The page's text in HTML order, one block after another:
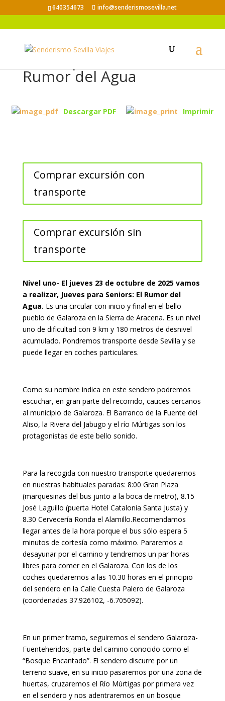
640354673 info@senderismosevilla.net
Jueves para Seniors: El
Rumor del Agua
Descargar PDF Imprimir
Comprar excursión con
transporte
Comprar excursión sin
transporte
Nivel uno- El jueves 23 de octubre de 2025 vamos
a realizar, Jueves para Seniors: El Rumor del
Agua. Es una circular con inicio y final en el bello
pueblo de Galaroza en la Sierra de Aracena. Es un nivel
uno de dificultad con 9 km y 180 metros de desnivel
acumulado. Pondremos transporte desde Sevilla y se
puede llegar en coches particulares.
Como su nombre indica en este sendero podremos
escuchar, en gran parte del recorrido, cauces cercanos
al municipio de Galaroza. El Barranco de la Fuente del
Aliso, la Rivera del Jabugo y el río Múrtigas son los
protagonistas de este bello sonido.
Para la recogida con nuestro transporte quedaremos
en nuestras habituales paradas: 8:00 Gran Plaza
(marquesinas del bus junto a la boca de metro), 8.15
José Laguillo (puerta Hotel Catalonia Santa Justa) y
8.30 Cervecería Ronda el Alamillo.Recomendamos
llegar antes de la hora porque el bus sólo espera 5
minutos de cortesía como máximo. Pararemos a
desayunar por el camino y tendremos un par horas
libres para comer en el Galaroza. Con los de los
coches quedaremos a las 10.30 horas en el principio
del sendero en la Calle Cuesta Palero de Galaroza
(coordenadas 37.926102, -6.705092).
En un primer tramo, seguiremos el sendero Galaroza-
Fuenteheridos, parte del camino conocido como el
“Bosque Encantado”. El sendero discurre por un
terreno suave, en su inicio pasaremos por una zona de
huertas, cruzaremos el Río Múrtigas por primera vez
en el sendero y nos adentraremos en un bosque